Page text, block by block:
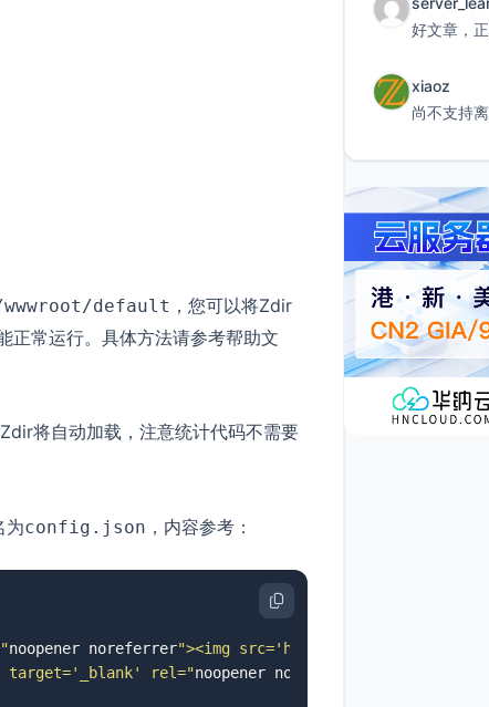
default ，您可以将Zdir
正常运行。具体方法请参考帮助文
将自动加载，注意统计代码不需要
为config.json ，内容参考：
noopener noreferrer"><img src='https://dwz.ovh/c'></a>"
target='_blank' rel="noopener noreferrer
xiaoz
尚不支持